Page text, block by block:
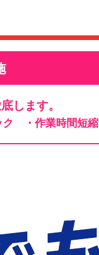
します。
ク ・作業時間短縮